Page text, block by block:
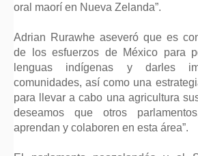
oral maorí en Nueva Zelanda”.
Adrian Rurawhe aseveró que es
de los esfuerzos de México para
lenguas indígenas y darles
comunidades, así como una
para llevar a cabo una agricultura
deseamos que otros
aprendan y colaboren en esta área”.